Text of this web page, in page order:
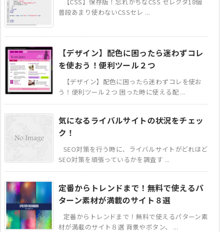
普段あまり使わないCSSセレ ...
【デザイン】配色に困ったら迷わずコレ
を使おう！便利ツール２つ
【デザイン】配色に困ったら迷わずコレを使お
う！便利ツール２つ 困った時に使える配 ...
気になるライバルサイトの状況をチェッ
ク！
SEO対策を行う時に、ライバルサイトがどれほど
SEO対策を頑張っているかを調査す ...
定番からトレンドまで！無料で使えるパ
ターン素材が満載のサイト８選
定番からトレンドまで！無料で使えるパターン素
材が満載のサイト８選 背景やボタン、 ...